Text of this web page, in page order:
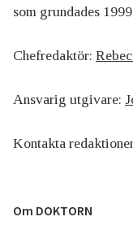
som grundades
Chefredaktör:
Ansvarig utgivare:
Kontakta
Om DOKTORN